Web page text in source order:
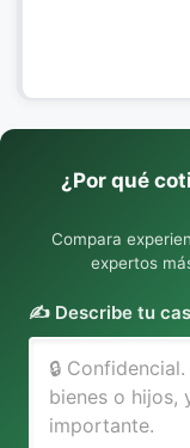
¿Por qué
Compara
expertos
✍️ Describe tu